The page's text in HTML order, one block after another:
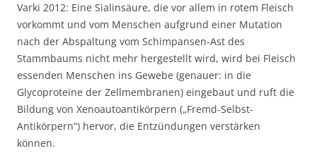
Varki 2012: Eine Sialinsäure, die vor allem in rotem Fleisch
vorkommt und vom Menschen aufgrund einer Mutation
nach der Abspaltung vom Schimpansen-Ast des
Stammbaums nicht mehr hergestellt wird, wird bei Fleisch
essenden Menschen ins Gewebe (genauer: in die
Glycoproteine der Zellmembranen) eingebaut und ruft die
Bildung von Xenoautoantikörpern („Fremd-Selbst-
Antikörpern“) hervor, die Entzündungen verstärken
können.